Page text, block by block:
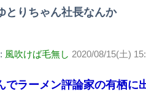
とりちゃん社長なんか
風吹けば毛無し 2020/08/15(土)
でラーメン評論家の有栖に